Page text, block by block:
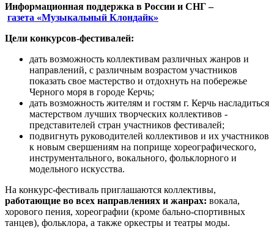
Информационная поддержка в России и СНГ –
газета «Музыкальный Клондайк»
Цели конкурсов-фестивалей:
дать возможность коллективам различных жанров и
направлений, с различным возрастом участников
показать свое мастерство и отдохнуть на побережье
Черного моря в городе Керчь;
дать возможность жителям и гостям г. Керчь насладиться
мастерством лучших творческих коллективов -
представителей стран участников фестивалей;
подвигнуть руководителей коллективов и их участников
к новым свершениям на поприще хореографического,
инструментального, вокального, фольклорного и
модельного искусства.
На конкурс-фестиваль приглашаются коллективы,
работающие во всех направлениях и жанрах: вокала,
хорового пения, хореографии (кроме бально-спортивных
танцев), фольклора, а также оркестры и театры моды.